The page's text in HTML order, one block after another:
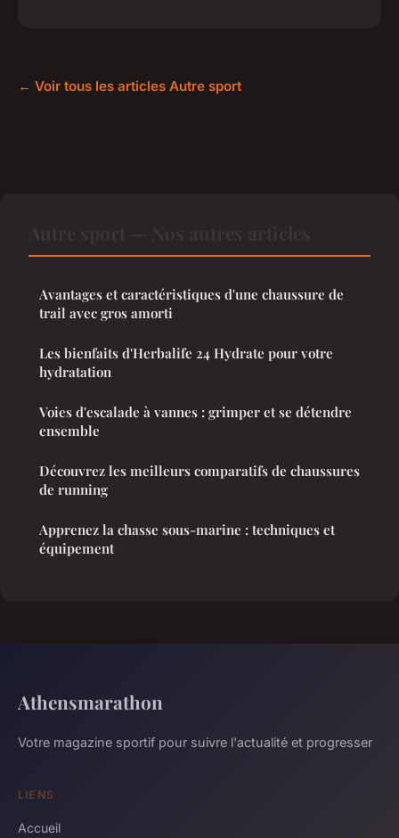
← Voir tous les articles Autre sport
Avantages et caractéristiques d'une chaussure de
trail avec gros amorti
Les bienfaits d'Herbalife 24 Hydrate pour votre
hydratation
Voies d'escalade à vannes : grimper et se détendre
ensemble
Découvrez les meilleurs comparatifs de chaussures
de running
Apprenez la chasse sous-marine : techniques et
équipement
Athensmarathon
Votre magazine sportif pour suivre l'actualité et progresser
LIENS
Accueil